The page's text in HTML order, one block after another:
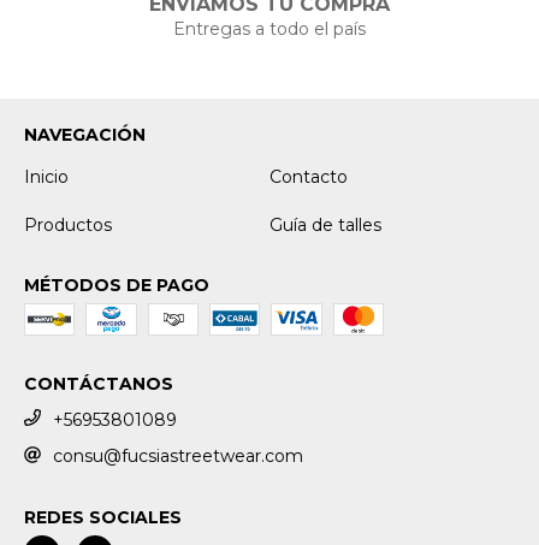
Entregas a todo el país
NAVEGACIÓN
Inicio
Contacto
Productos Guía de talles
MÉTODOS DE PAGO
CONTÁCTANOS
+56953801089
consu@fucsiastreetwear.com
REDES SOCIALES